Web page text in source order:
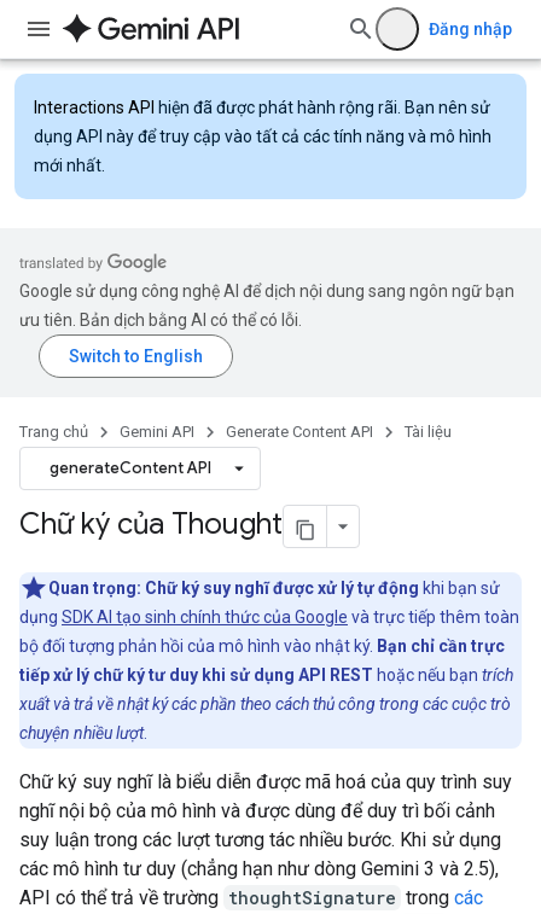
Đăng nhập
Interactions API hiện đã được phát hành rộng rãi. Bạn nên sử
dụng API này để truy cập vào tất cả các tính năng và mô hình
mới nhất.
Google sử dụng công nghệ AI để dịch nội dung sang ngôn ngữ bạn
ưu tiên. Bản dịch bằng AI có thể có lỗi.
Trang chủ Gemini API Generate Content API Tài liệu
generateContent API
Chữ ký của Thought
Quan trọng: Chữ ký suy nghĩ được xử lý tự động khi bạn sử
dụng SDK AI tạo sinh chính thức của Google và trực tiếp thêm toàn
bộ đối tượng phản hồi của mô hình vào nhật ký. Bạn chỉ cần trực
tiếp xử lý chữ ký tư duy khi sử dụng API REST hoặc nếu bạn trích
xuất và trả về nhật ký các phần theo cách thủ công trong các cuộc trò
chuyện nhiều lượt.
Chữ ký suy nghĩ là biểu diễn được mã hoá của quy trình suy
nghĩ nội bộ của mô hình và được dùng để duy trì bối cảnh
suy luận trong các lượt tương tác nhiều bước. Khi sử dụng
các mô hình tư duy (chẳng hạn như dòng Gemini 3 và 2.5),
API có thể trả về trường thoughtSignature trong các